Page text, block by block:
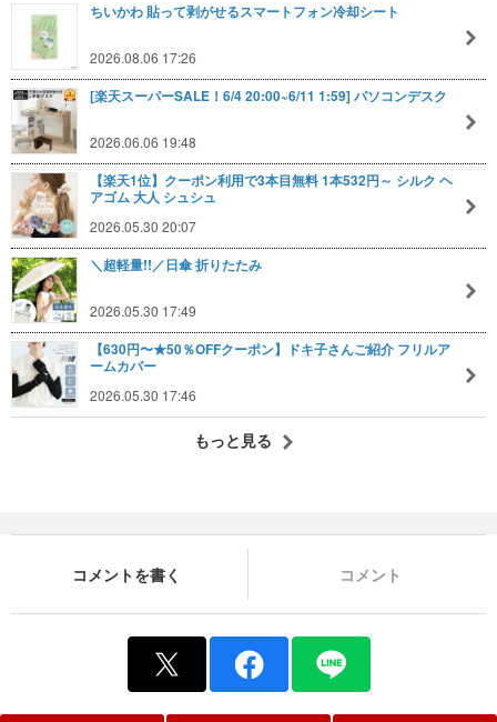
ちいかわ 貼って剥がせるスマートフォン冷却シート
2026.08.06 17:26
[楽天スーパーSALE！6/4 20:00~6/11 1:59] パソコンデスク
2026.06.06 19:48
【楽天1位】クーポン利用で3本目無料 1本532円～ シルク ヘ
アゴム 大人 シュシュ
2026.05.30 20:07
＼超軽量!!／日傘 折りたたみ
2026.05.30 17:49
【630円〜★50％OFFクーポン】ドキ子さんご紹介 フリルア
ームカバー
2026.05.30 17:46
もっと見る
コメントを書く コメント